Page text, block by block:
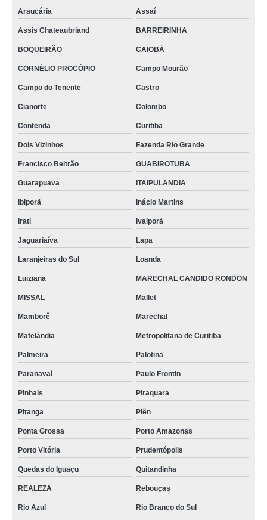
Araucária Assaí
Assis Chateaubriand BARREIRINHA
BOQUEIRÃO CAIOBÁ
CORNÉLIO PROCÓPIO Campo Mourão
Campo do Tenente Castro
Cianorte Colombo
Contenda Curitiba
Dois Vizinhos Fazenda Rio Grande
Francisco Beltrão GUABIROTUBA
Guarapuava ITAIPULANDIA
Ibiporã Inácio Martins
Irati Ivaiporã
Jaguariaíva Lapa
Laranjeiras do Sul Loanda
Luiziana MARECHAL CANDIDO RONDON
MISSAL Mallet
Mamborê Marechal
Matelândia Metropolitana de Curitiba
Palmeira Palotina
Paranavaí Paulo Frontin
Pinhais Piraquara
Pitanga Piên
Ponta Grossa Porto Amazonas
Porto Vitória Prudentópolis
Quedas do Iguaçu Quitandinha
REALEZA Rebouças
Rio Azul Rio Branco do Sul